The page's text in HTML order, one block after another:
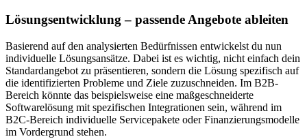
Lösungsentwicklung – passende Angebote ableiten
Basierend auf den analysierten Bedürfnissen entwickelst du nun
individuelle Lösungsansätze. Dabei ist es wichtig, nicht einfach dein
Standardangebot zu präsentieren, sondern die Lösung spezifisch auf
die identifizierten Probleme und Ziele zuzuschneiden. Im B2B-
Bereich könnte das beispielsweise eine maßgeschneiderte
Softwarelösung mit spezifischen Integrationen sein, während im
B2C-Bereich individuelle Servicepakete oder Finanzierungsmodelle
im Vordergrund stehen.